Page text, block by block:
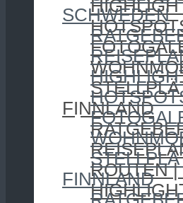
FINNLAND
ROUTEN |
SCHWEDEN
FINNLAND